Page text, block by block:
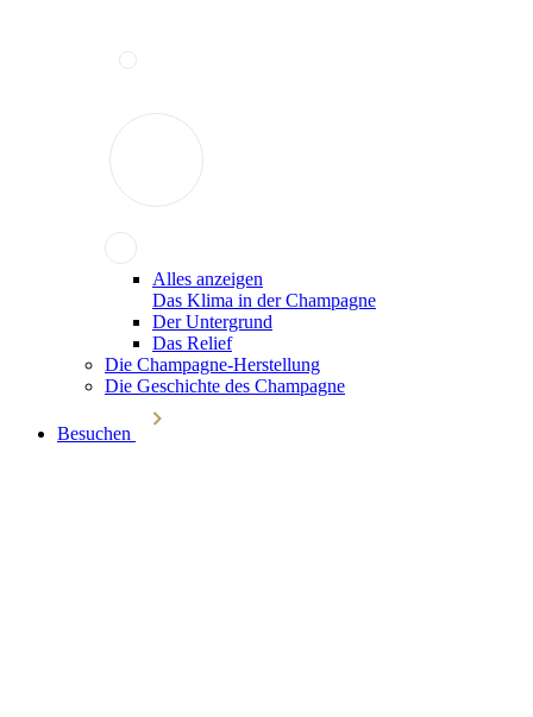
Alles anzeigen
Das Klima in der Champagne
Der Untergrund
Das Relief
Die Champagne-Herstellung
Die Geschichte des Champagne
Besuchen